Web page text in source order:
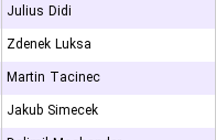
Julius Didi
Zdenek Luksa
Martin Tacinec
Jakub Simecek